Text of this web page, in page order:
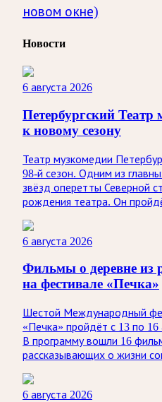
новом окне)
Новости
6 августа 2026
Петербургский Театр
к новому сезону
Театр музкомедии
98-й сезон. Одним из
звёзд оперетты Северной
рождения театра. Он
6 августа 2026
Фильмы о деревне из
на фестивале «Печка»
Шестой Международный
«Печка» пройдёт с 13 по 16
В программу вошли 16
рассказывающих о жизни
6 августа 2026